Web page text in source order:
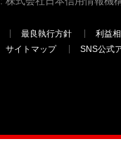
最良執行方針 利益
サイトマップ SNS公式